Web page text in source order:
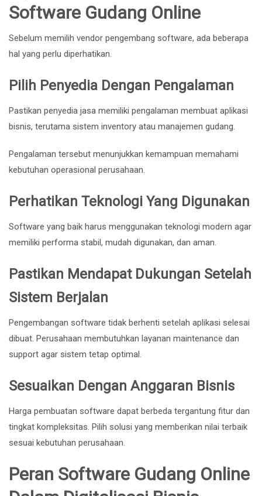
Software Gudang Online
Sebelum memilih vendor pengembang software, ada beberapa
hal yang perlu diperhatikan.
Pilih Penyedia Dengan Pengalaman
Pastikan penyedia jasa memiliki pengalaman membuat aplikasi
bisnis, terutama sistem inventory atau manajemen gudang.
Pengalaman tersebut menunjukkan kemampuan memahami
kebutuhan operasional perusahaan.
Perhatikan Teknologi Yang Digunakan
Software yang baik harus menggunakan teknologi modern agar
memiliki performa stabil, mudah digunakan, dan aman.
Pastikan Mendapat Dukungan Setelah
Sistem Berjalan
Pengembangan software tidak berhenti setelah aplikasi selesai
dibuat. Perusahaan membutuhkan layanan maintenance dan
support agar sistem tetap optimal.
Sesuaikan Dengan Anggaran Bisnis
Harga pembuatan software dapat berbeda tergantung fitur dan
tingkat kompleksitas. Pilih solusi yang memberikan nilai terbaik
sesuai kebutuhan perusahaan.
Peran Software Gudang Online